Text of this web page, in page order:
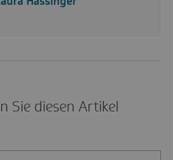
Sie diesen Artikel